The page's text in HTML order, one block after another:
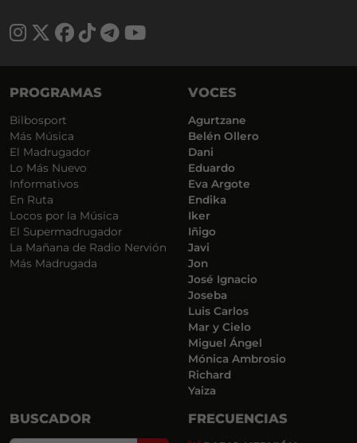
PROGRAMAS
Bilbosport
Más Música
El Madrugador
Lo Más Nuevo
Informativos
En Ruta
Locos por la Música
El Supermadrugador
La Mañana de Radio Nervión
Más Madrugada
VOCES
Agurtzane
Belén Ollero
Dani
Eduardo
Eva Argote
Endika
Iker
Iñigo
Javi
Jon
José Ignacio
Joseba
Luis Carlos
Mar y Cielo
Miguel Ángel
Mónica Ambrosio
Richard
Yaiza
BUSCADOR FRECUENCIAS